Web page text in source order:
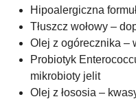
Hipoalergiczna
Tłuszcz wołowy –
Olej z ogórecznika –
Probiotyk
mikrobioty jelit
Olej z łososia –